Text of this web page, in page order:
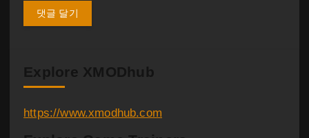
Explore XMODhub
https://www.xmodhub.com